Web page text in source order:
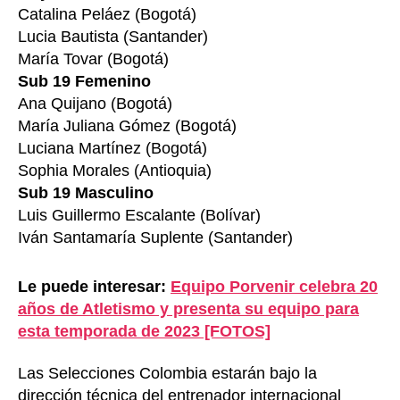
Catalina Peláez (Bogotá)
Lucia Bautista (Santander)
María Tovar (Bogotá)
Sub 19 Femenino
Ana Quijano (Bogotá)
María Juliana Gómez (Bogotá)
Luciana Martínez (Bogotá)
Sophia Morales (Antioquia)
Sub 19 Masculino
Luis Guillermo Escalante (Bolívar)
Iván Santamaría Suplente (Santander)
Le puede interesar: Equipo Porvenir celebra 20
años de Atletismo y presenta su equipo para
esta temporada de 2023 [FOTOS]
Las Selecciones Colombia estarán bajo la
dirección técnica del entrenador internacional